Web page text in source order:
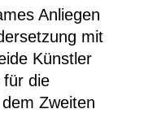
Anliegen
mit
Künstler
für die
Zweiten